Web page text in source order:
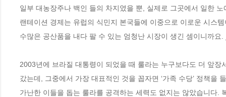
일부 대농장주나 백인 들의 차지였을 뿐, 실제로 그곳에서 일한
랜테이션 경제는 유럽의 식민지 본국들에 이중으로 이로운 시스
수많은 공산품을 내다 팔 수 있는 엄청난 시장이 생긴 셈이니까요
2003년에 브라질 대통령이 되었을 때 룰라는 누구보다도 더 앞
갔는데, 그중에서 가장 대표적인 것을 꼽자면 ‘가족 수당’ 정책을
가난한 이들을 돕는 룰라를 공격하는 세력도 없지는 않았습니다.